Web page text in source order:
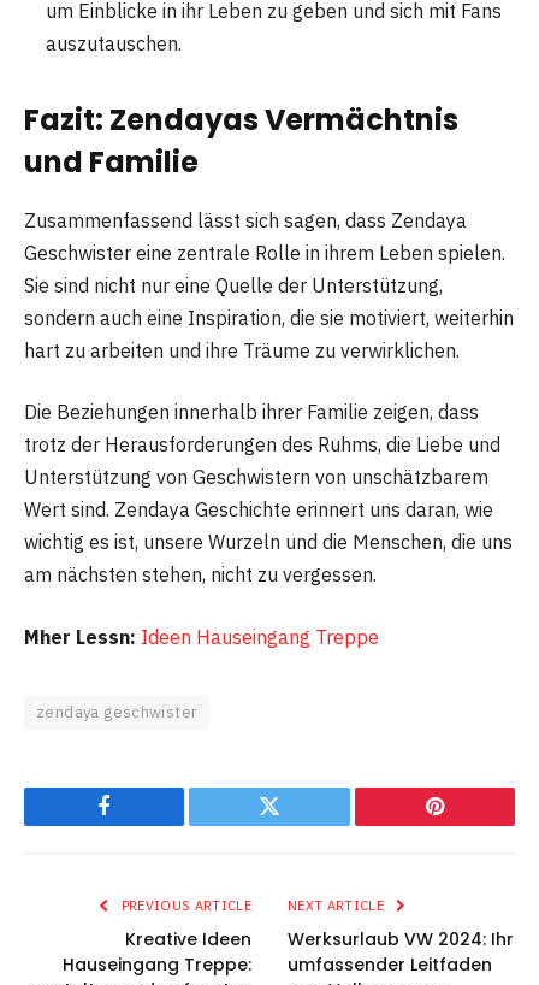
um Einblicke in ihr Leben zu geben und sich mit Fans
auszutauschen.
Fazit: Zendayas Vermächtnis
und Familie
Zusammenfassend lässt sich sagen, dass Zendaya
Geschwister eine zentrale Rolle in ihrem Leben spielen.
Sie sind nicht nur eine Quelle der Unterstützung,
sondern auch eine Inspiration, die sie motiviert, weiterhin
hart zu arbeiten und ihre Träume zu verwirklichen.
Die Beziehungen innerhalb ihrer Familie zeigen, dass
trotz der Herausforderungen des Ruhms, die Liebe und
Unterstützung von Geschwistern von unschätzbarem
Wert sind. Zendaya Geschichte erinnert uns daran, wie
wichtig es ist, unsere Wurzeln und die Menschen, die uns
am nächsten stehen, nicht zu vergessen.
Mher Lessn: Ideen Hauseingang Treppe
zendaya geschwister
Facebook Twitter Pinterest
PREVIOUS ARTICLE
Kreative Ideen
Hauseingang Treppe:
NEXT ARTICLE
Werksurlaub VW 2024: Ihr
umfassender Leitfaden